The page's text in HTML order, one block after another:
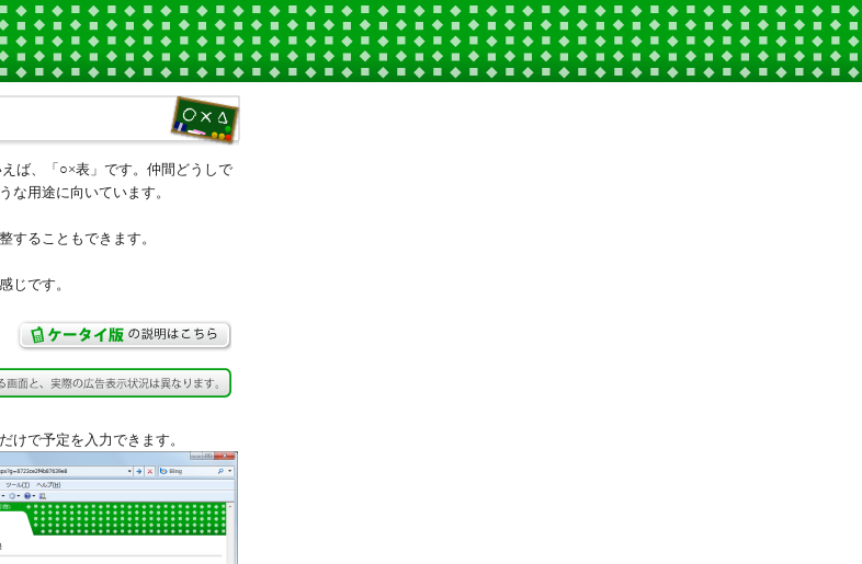
ば、「○×表」です。仲間どうしで
な用途に向いています。
することもできます。
じです。
けで予定を入力できます。